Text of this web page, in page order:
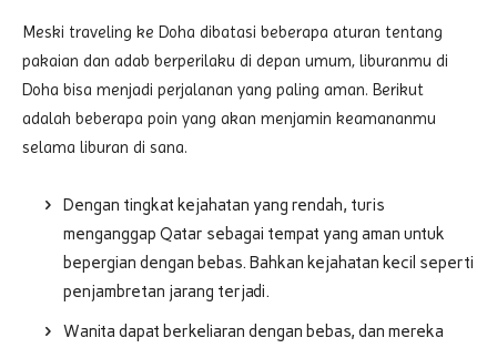
Meski traveling ke Doha dibatasi beberapa aturan tentang
pakaian dan adab berperilaku di depan umum, liburanmu di
Doha bisa menjadi perjalanan yang paling aman. Berikut
adalah beberapa poin yang akan menjamin keamananmu
selama liburan di sana.
Dengan tingkat kejahatan yang rendah, turis
menganggap Qatar sebagai tempat yang aman untuk
bepergian dengan bebas. Bahkan kejahatan kecil seperti
penjambretan jarang terjadi.
Wanita dapat berkeliaran dengan bebas, dan mereka